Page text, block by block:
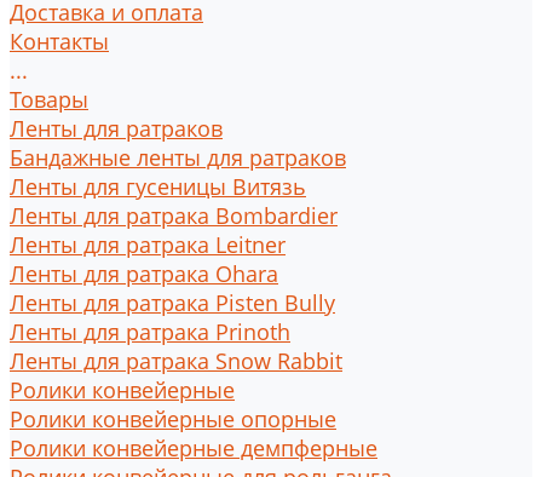
Доставка и оплата
Контакты
...
Товары
Ленты для ратраков
Бандажные ленты для ратраков
Ленты для гусеницы Витязь
Ленты для ратрака Bombardier
Ленты для ратрака Leitner
Ленты для ратрака Ohara
Ленты для ратрака Pisten Bully
Ленты для ратрака Prinoth
Ленты для ратрака Snow Rabbit
Ролики конвейерные
Ролики конвейерные опорные
Ролики конвейерные демпферные